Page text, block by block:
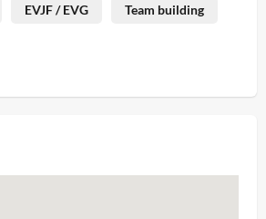
EVJF / EVG Team building